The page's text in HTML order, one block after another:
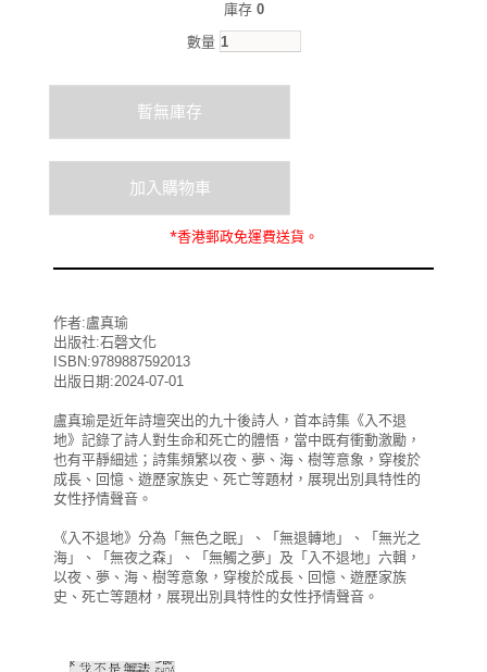
庫存 0
數量
*香港郵政免運費送貨。
作者:盧真瑜
出版社:石磬文化
ISBN:9789887592013
出版日期:2024-07-01
盧真瑜是近年詩壇突出的九十後詩人，首本詩集《入不退
地》記錄了詩人對生命和死亡的體悟，當中既有衝動激勵，
也有平靜細述；詩集頻繁以夜、夢、海、樹等意象，穿梭於
成長、回憶、遊歷家族史、死亡等題材，展現出別具特性的
女性抒情聲音。
《入不退地》分為「無色之眠」、「無退轉地」、「無光之
海」、「無夜之森」、「無觸之夢」及「入不退地」六輯，
以夜、夢、海、樹等意象，穿梭於成長、回憶、遊歷家族
史、死亡等題材，展現出別具特性的女性抒情聲音。